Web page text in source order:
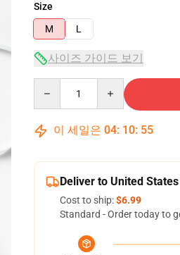
Size
M
L
사이즈 가이드 보기
이 세일은 04: 10: 54
Deliver to United States
Cost to ship:$6.99
Standard - Order today to